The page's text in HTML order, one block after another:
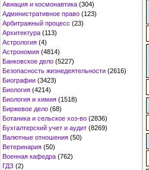
Авиация и космонавтика (304)
Административное право (123)
Арбитражный процесс (23)
Архитектура (113)
Астрология (4)
Астрономия (4814)
Банковское дело (5227)
Безопасность жизнедеятельности (2616)
Биографии (3423)
Биология (4214)
Биология и химия (1518)
Биржевое дело (68)
Ботаника и сельское хоз-во (2836)
Бухгалтерский учет и аудит (8269)
Валютные отношения (50)
Ветеринария (50)
Военная кафедра (762)
ГДЗ (2)